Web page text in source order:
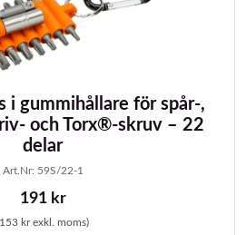
i gummihållare för spår-,
och Torx®-skruv – 22
delar
Art.Nr: 59S/22-1
191 kr
kr exkl. moms)